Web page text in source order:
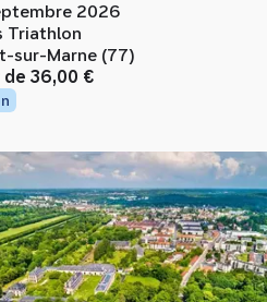
2026
Triathlon
sur-Marne (77)
de 36,00 €